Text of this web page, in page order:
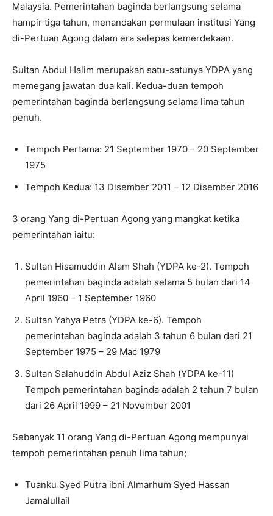
Malaysia. Pemerintahan baginda berlangsung selama
hampir tiga tahun, menandakan permulaan institusi Yang
di-Pertuan Agong dalam era selepas kemerdekaan.
Sultan Abdul Halim merupakan satu-satunya YDPA yang
memegang jawatan dua kali. Kedua-duan tempoh
pemerintahan baginda berlangsung selama lima tahun
penuh.
Tempoh Pertama: 21 September 1970 – 20 September
1975
Tempoh Kedua: 13 Disember 2011 – 12 Disember 2016
3 orang Yang di-Pertuan Agong yang mangkat ketika
pemerintahan iaitu:
Sultan Hisamuddin Alam Shah (YDPA ke-2). Tempoh
pemerintahan baginda adalah selama 5 bulan dari 14
April 1960 – 1 September 1960
Sultan Yahya Petra (YDPA ke-6). Tempoh
pemerintahan baginda adalah 3 tahun 6 bulan dari 21
September 1975 – 29 Mac 1979
Sultan Salahuddin Abdul Aziz Shah (YDPA ke-11)
Tempoh pemerintahan baginda adalah ​​2 tahun 7 bulan
dari 26 April 1999 – 21 November 2001
Sebanyak 11 orang Yang di-Pertuan Agong mempunyai
tempoh pemerintahan penuh lima tahun;
Tuanku Syed Putra ibni Almarhum Syed Hassan
Jamalullail